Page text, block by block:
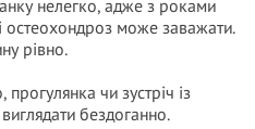
нелегко, адже з роками
остеохондроз може заважати.
рівно.
чи зустріч із
бездоганно.